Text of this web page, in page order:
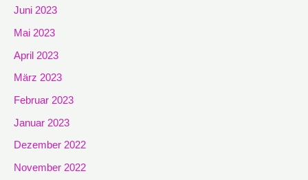
Juni 2023
Mai 2023
April 2023
März 2023
Februar 2023
Januar 2023
Dezember 2022
November 2022